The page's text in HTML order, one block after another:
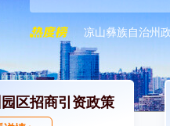
凉山彝族自治州
区招商引资政策